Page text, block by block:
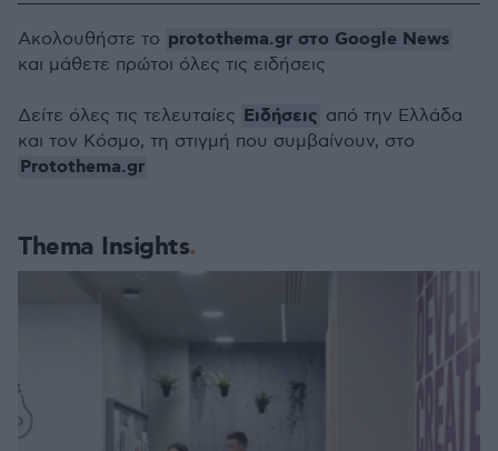
Thema Insights
Ακολουθήστε το protothema.gr στο Google News
και μάθετε πρώτοι όλες τις ειδήσεις
Δείτε όλες τις τελευταίες Ειδήσεις από την Ελλάδα
και τον Κόσμο, τη στιγμή που συμβαίνουν, στο
Protothema.gr